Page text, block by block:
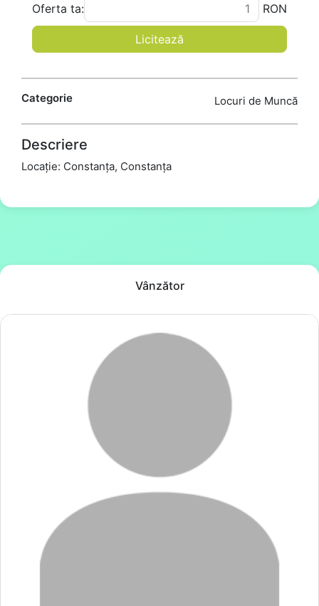
Oferta ta: RON
Licitează
Categorie Locuri de Muncă
Descriere
Locație: Constanța, Constanța
Vânzător